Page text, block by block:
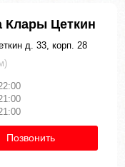
Клары Цеткин
д. 33, корп. 28
Позвонить